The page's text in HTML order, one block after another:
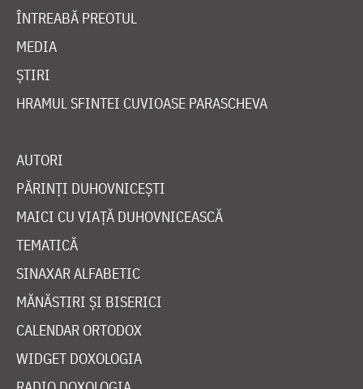
ÎNTREABĂ PREOTUL
MEDIA
ȘTIRI
HRAMUL SFINTEI CUVIOASE PARASCHEVA
AUTORI
PĂRINȚI DUHOVNICEȘTI
MAICI CU VIAȚĂ DUHOVNICEASCĂ
TEMATICĂ
SINAXAR ALFABETIC
MĂNĂSTIRI ȘI BISERICI
CALENDAR ORTODOX
WIDGET DOXOLOGIA